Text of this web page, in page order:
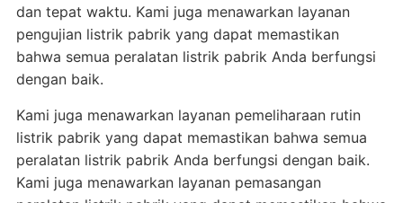
dan tepat waktu. Kami juga menawarkan layanan
pengujian listrik pabrik yang dapat memastikan
bahwa semua peralatan listrik pabrik Anda berfungsi
dengan baik.
Kami juga menawarkan layanan pemeliharaan rutin
listrik pabrik yang dapat memastikan bahwa semua
peralatan listrik pabrik Anda berfungsi dengan baik.
Kami juga menawarkan layanan pemasangan